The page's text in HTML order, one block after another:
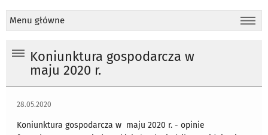
Menu główne
Koniunktura gospodarcza w
maju 2020 r.
28.05.2020
Koniunktura gospodarcza w maju 2020 r. - opinie